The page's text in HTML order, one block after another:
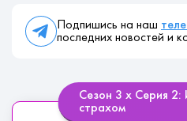
Подпишись на наш
последних новостей и
Сезон 3 х Серия 2:
страхом